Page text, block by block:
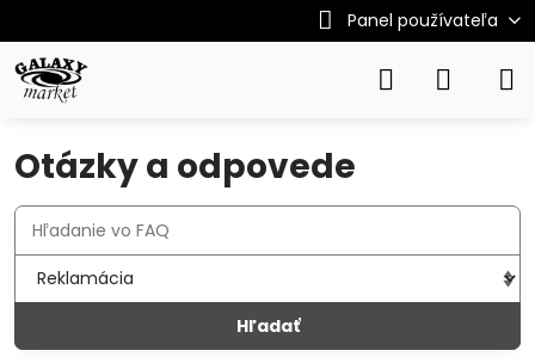
Panel používateľa
Otázky a odpovede
Hľadať